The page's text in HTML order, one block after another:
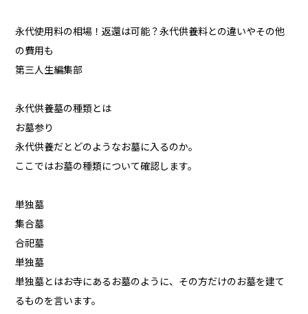
永代使用料の相場！返還は可能？永代供養料との違いやその他
の費用も
第三人生編集部
永代供養墓の種類とは
お墓参り
永代供養だとどのようなお墓に入るのか。
ここではお墓の種類について確認します。
単独墓
集合墓
合祀墓
単独墓
単独墓とはお寺にあるお墓のように、その方だけのお墓を建て
るものを言います。